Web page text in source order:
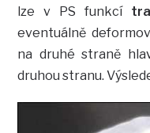
lze v PS funkcí
eventuálně
na druhé straně
druhou stranu.